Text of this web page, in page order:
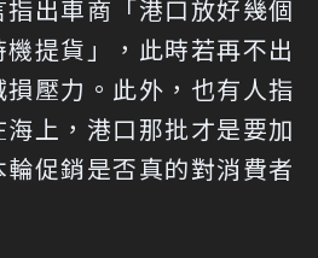
出車商「港口放好幾個
提貨」，此時若再不出
壓力。此外，也有人指
上，港口那批才是要加
促銷是否真的對消費者